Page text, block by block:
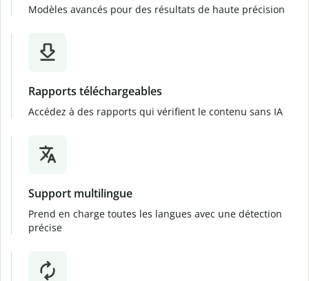
Modèles avancés pour des résultats de haute précision
Rapports téléchargeables
Accédez à des rapports qui vérifient le contenu sans IA
Support multilingue
Prend en charge toutes les langues avec une détection
précise